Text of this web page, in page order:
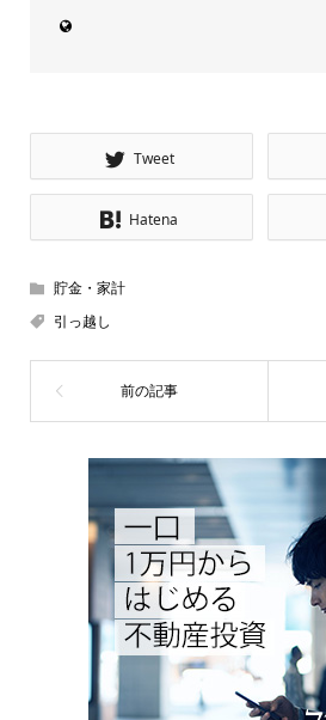
Tweet
Hatena
貯金・家計
引っ越し